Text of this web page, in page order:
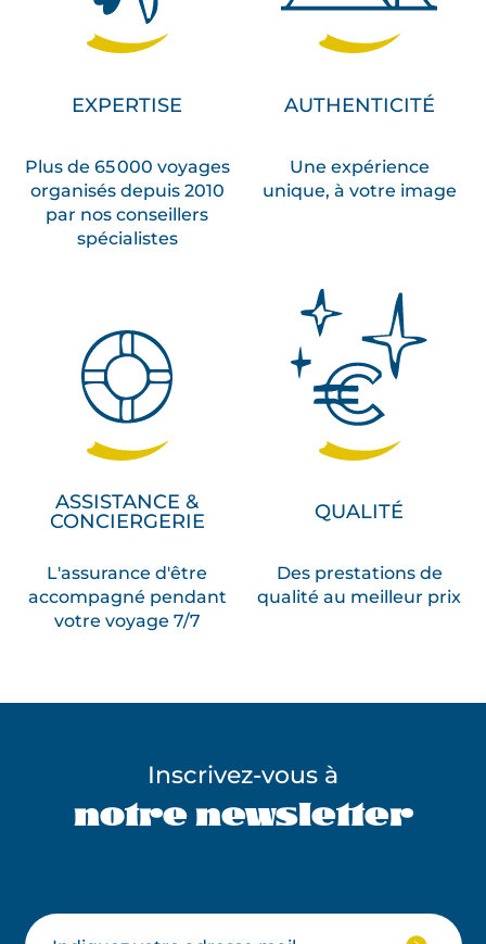
EXPERTISE
Plus de 65 000 voyages
organisés depuis 2010
par nos conseillers
spécialistes
AUTHENTICITÉ
Une expérience
unique, à votre image
ASSISTANCE &
CONCIERGERIE
L'assurance d'être
accompagné pendant
votre voyage 7/7
QUALITÉ
Des prestations de
qualité au meilleur prix
Inscrivez-vous à
notre newsletter